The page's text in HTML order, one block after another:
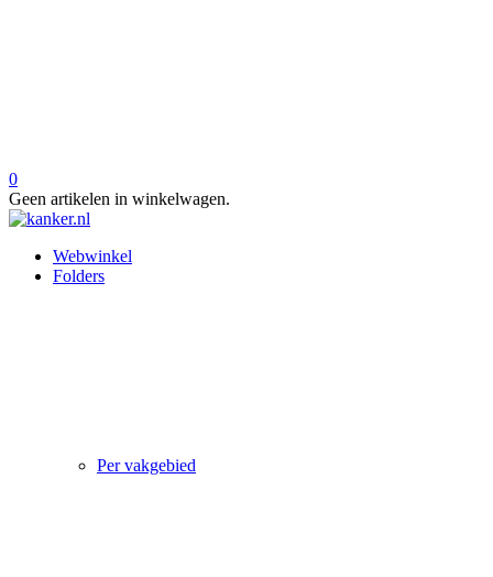
0
Geen artikelen in winkelwagen.
Webwinkel
Folders
Per vakgebied